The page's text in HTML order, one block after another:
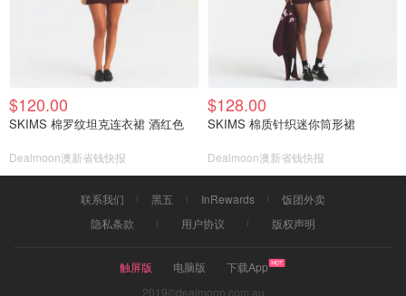
$120.00
SKIMS 棉罗纹坦克连衣裙 酒红色
Dealmoon澳新省钱快报
$128.00
SKIMS 棉质针织迷你筒形裙
Dealmoon澳新省钱快报
联系我们 黑五 InRewards
饭团外卖
隐私条款
用户协议 版权声明
触屏版 电脑版
下载App
2019©dealmoon.com.au